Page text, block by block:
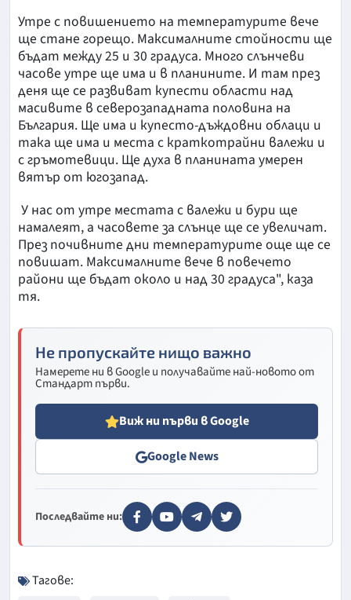
Утре с повишението на температурите вече
ще стане горещо. Максималните стойности ще
бъдат между 25 и 30 градуса. Много слънчеви
часове утре ще има и в планините. И там през
деня ще се развиват купести области над
масивите в северозападната половина на
България. Ще има и купесто-дъждовни облаци и
така ще има и места с краткотрайни валежи и
с гръмотевици. Ще духа в планината умерен
вятър от югозапад.
У нас от утре местата с валежи и бури ще
намалеят, а часовете за слънце ще се увеличат.
През почивните дни температурите още ще се
повишат. Максималните вече в повечето
райони ще бъдат около и над 30 градуса", каза
тя.
Не пропускайте нищо важно
Намерете ни в Google и получавайте най-новото от
Стандарт първи.
Виж ни първи в Google
Google News
Последвайте ни:
Тагове: